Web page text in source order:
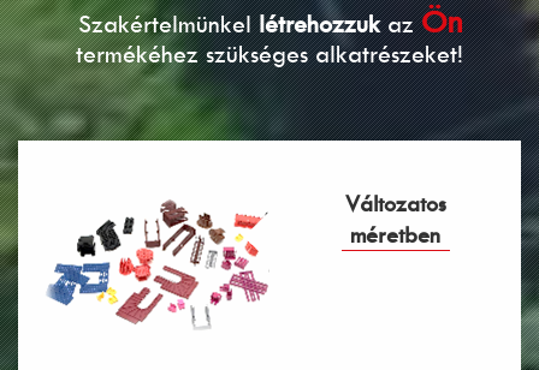
SzakértelmünkellétrehozzukazÖn
termékéhez szükséges alkatrészeket!
Változatos
méretben